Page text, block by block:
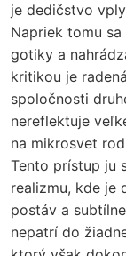
je dedičstvo
Napriek tomu
gotiky a
kritikou je
spoločnosti
nereflektuje
na mikrosvet
Tento prístup ju
realizmu, kde je
postáv a
nepatrí do